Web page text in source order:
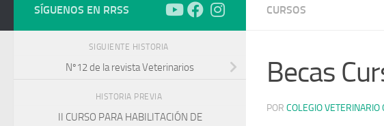
CURSOS
Becas
POR COLEGIO VETERINARIO
SÍGUENOS EN RRSS
SIGUIENTE HISTORIA
Nº12 de la revista Veterinarios
HISTORIA PREVIA
II CURSO PARA HABILITACIÓN DE